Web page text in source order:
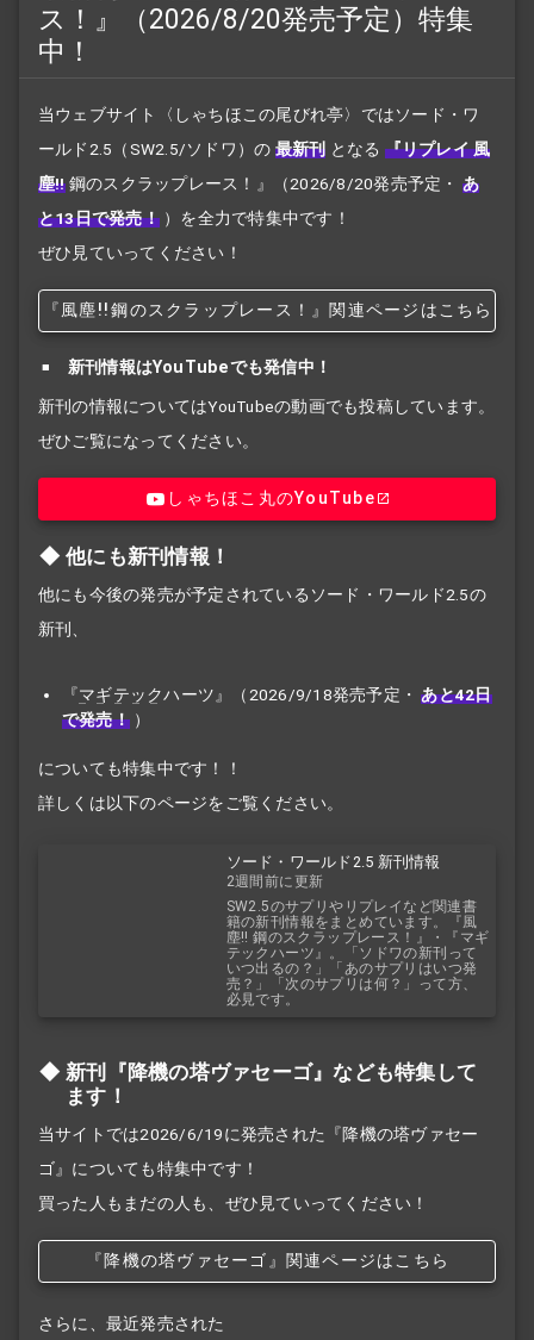
ス！』（2026/8/20発売予定）特集
中！
当ウェブサイト〈しゃちほこの尾びれ亭〉ではソード・ワ
ールド2.5（SW2.5/ソドワ）の 最新刊 となる 『リプレイ 風
塵!! 鋼のスクラップレース！』 （2026/8/20発売予定・ あ
と13日で発売！ ）を全力で特集中です！
ぜひ見ていってください！
『風塵!! 鋼のスクラップレース！』関連ページはこちら
新刊情報はYouTubeでも発信中！
新刊の情報についてはYouTubeの動画でも投稿しています。
ぜひご覧になってください。
しゃちほこ丸のYouTube
他にも新刊情報！
他にも今後の発売が予定されているソード・ワールド2.5の
新刊、
『マギテックハーツ』（2026/9/18発売予定・ あと42日
で発売！ ）
についても特集中です！！
詳しくは以下のページをご覧ください。
ソード・ワールド2.5 新刊情報
2週間前に更新
SW2.5のサプリやリプレイなど関連書
籍の新刊情報をまとめています。『風
塵!! 鋼のスクラップレース！』・『マギ
テックハーツ』。「ソドワの新刊って
いつ出るの？」「あのサプリはいつ発
売？」「次のサプリは何？」って方、
必見です。
新刊『降機の塔ヴァセーゴ』なども特集して
ます！
当サイトでは2026/6/19に発売された『降機の塔ヴァセー
ゴ』についても特集中です！
買った人もまだの人も、ぜひ見ていってください！
『降機の塔ヴァセーゴ』関連ページはこちら
さらに、最近発売された